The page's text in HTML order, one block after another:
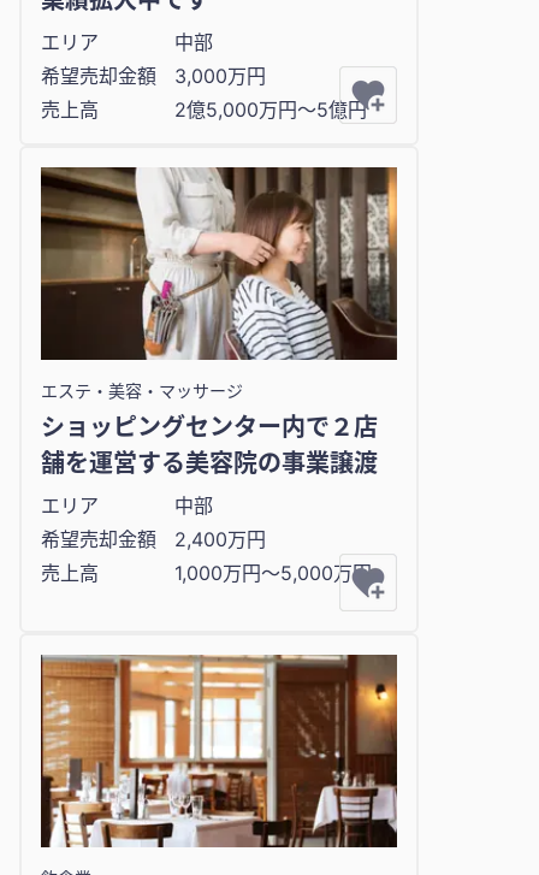
エリア
中部
希望売却金額
3,000万円
売上高
2億5,000万円〜5億円
エステ・美容・マッサージ
ショッピングセンター内で２店
舗を運営する美容院の事業譲渡
エリア
中部
希望売却金額
2,400万円
売上高
1,000万円〜5,000万円